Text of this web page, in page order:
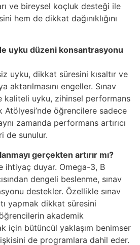
ve bireysel koçluk desteği ile
hem de dikkat dağınıklığını
uyku düzeni konsantrasyonu
uyku, dikkat süresini kısaltır ve
aktarılmasını engeller. Sınav
kaliteli uyku, zihinsel performans
Atölyesi’nde öğrencilere sadece
zamanda performans artırıcı
de sunulur.
gerçekten artırır mı?
ihtiyaç duyar. Omega-3, B
dengeli beslenme, sınav
destekler. Özellikle sınav
yapmak dikkat süresini
akademik
için bütüncül yaklaşım benimser
de programlara dahil eder.